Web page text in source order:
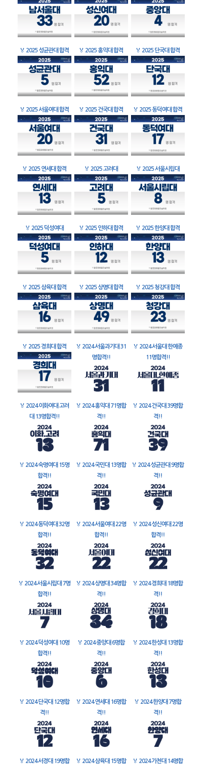
🏅 2025 성균관대 합격 🏅 2025 홍익대 합격 🏅 2025 단국대 합격
🏅 2025 서울여대 합격 🏅 2025 건국대 합격 🏅 2025 동덕여대 합격
🏅 2025 연세대 합격 🏅 2025 고려대 🏅 2025 서울시립대
🏅 2025 덕성여대 🏅 2025 인하대 합격 🏅 2025 한양대 합격
🏅 2025 삼육대 합격 🏅 2025 상명대 합격 🏅 2025 청강대 합격
🏅 2025 경희대 합격 🏅 2024 서울과기대 31
명합격!!
🏅 2024 서울대 한예종
11명합격!!
🏅 2024 이화여대 고려
대 13명합격!!
🏅 2024 홍익대 71명합
격!!
🏅 2024 건국대 39명합
격!!
🏅 2024 숙명여대 15명
합격!!
🏅 2024 국민대 13명합
격!!
🏅 2024 성균관대 9명합
격!!
🏅 2024 동덕여대 32명
합격!!
🏅 2024 서울여대 22명
합격!!
🏅 2024 성신여대 22명
합격!!
🏅 2024 서울시립대 7명
합격!!
🏅 2024 상명대 34명합
격!!
🏅 2024 경희대 18명합
격!!
🏅 2024 덕성여대 10명
합격!!
🏅 2024 중앙대 6명합
격!!
🏅 2024 한성대 13명합
격!!
🏅 2024 단국대 12명합
격!!
🏅 2024 연세대 16명합
격!!
🏅 2024 한양대 7명합
격!!
🏅 2024 서경대 19명합
🏅 2024 삼육대 15명합
🏅 2024 가천대 14명합